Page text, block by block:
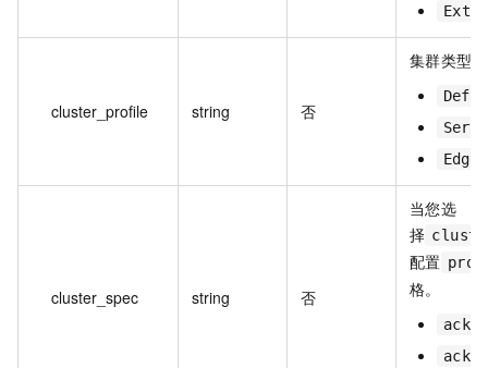
cluster_profile string 否
集群类型
Edge
cluster_spec string 否
当您选
择
配置
格。